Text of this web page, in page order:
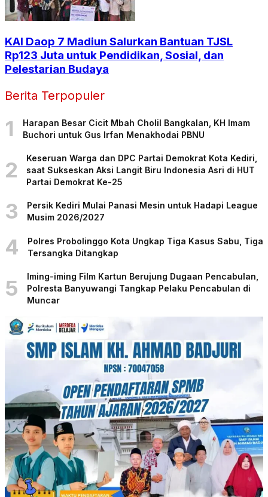
KAI Daop 7 Madiun Salurkan Bantuan TJSL
Rp123 Juta untuk Pendidikan, Sosial, dan
Pelestarian Budaya
Berita Terpopuler
1
Harapan Besar Cicit Mbah Cholil Bangkalan, KH Imam
Buchori untuk Gus Irfan Menakhodai PBNU
2
Keseruan Warga dan DPC Partai Demokrat Kota Kediri,
saat Sukseskan Aksi Langit Biru Indonesia Asri di HUT
Partai Demokrat Ke-25
3
Persik Kediri Mulai Panasi Mesin untuk Hadapi League
Musim 2026/2027
4
Polres Probolinggo Kota Ungkap Tiga Kasus Sabu, Tiga
Tersangka Ditangkap
5
Iming-iming Film Kartun Berujung Dugaan Pencabulan,
Polresta Banyuwangi Tangkap Pelaku Pencabulan di
Muncar